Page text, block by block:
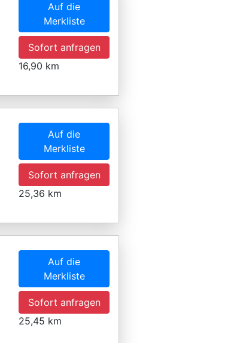
Auf die
Merkliste
Sofort anfragen
16,90 km
Auf die
Merkliste
Sofort anfragen
25,36 km
Auf die
Merkliste
Sofort anfragen
25,45 km